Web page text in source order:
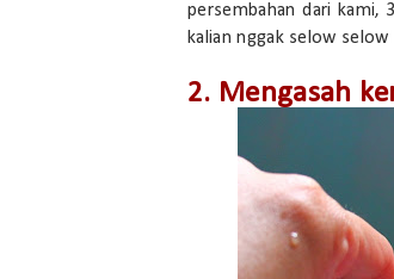
persembahan dari kami,
kalian nggak selow
2. Mengasah